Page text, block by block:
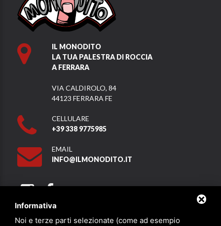
IL MONODITO
LA TUA PALESTRA DI ROCCIA
A FERRARA
VIA CALDIROLO, 84
44123 FERRARA FE
CELLULARE
+39 338 9775985
EMAIL
INFO@ILMONODITO.IT
Partner
Informativa
Noi e terze parti selezionate (come ad esempio